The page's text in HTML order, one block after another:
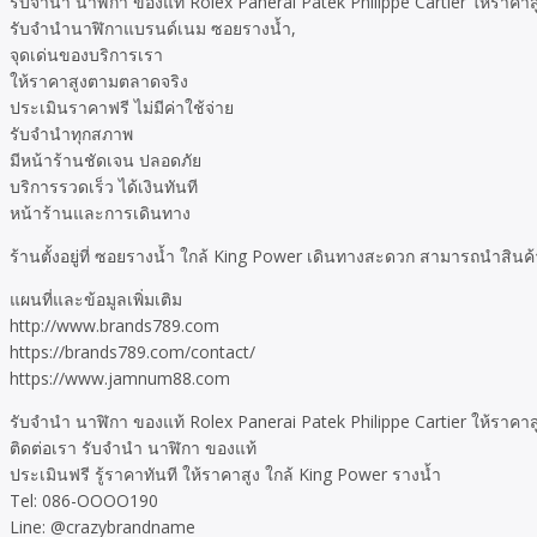
รับจำนำนาฬิกาแบรนด์เนม ซอยรางน้ำ,
จุดเด่นของบริการเรา
ให้ราคาสูงตามตลาดจริง
ประเมินราคาฟรี ไม่มีค่าใช้จ่าย
รับจำนำทุกสภาพ
มีหน้าร้านชัดเจน ปลอดภัย
บริการรวดเร็ว ได้เงินทันที
หน้าร้านและการเดินทาง
ร้านตั้งอยู่ที่ ซอยรางน้ำ ใกล้ King Power เดินทางสะดวก สามารถนำสิน
แผนที่และข้อมูลเพิ่มเติม
http://www.brands789.com
https://brands789.com/contact/
https://www.jamnum88.com
รับจำนำ นาฬิกา ของแท้ Rolex Panerai Patek Philippe Cartier ให้ราคา
ติดต่อเรา รับจำนำ นาฬิกา ของแท้
ประเมินฟรี รู้ราคาทันที ให้ราคาสูง ใกล้ King Power รางน้ำ
Tel: 086-OOOO190
Line: @crazybrandname